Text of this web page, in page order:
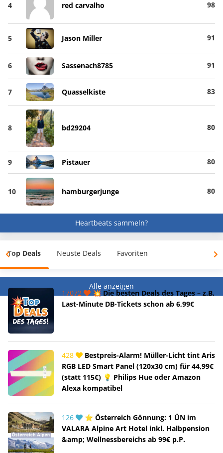
4 red carvalho 98
5 Jason Miller 91
6 Sassenach8785 91
7 Quasselkiste 83
8 bd29204 80
9 Pistauer 80
10 hamburgerjunge 80
Heartbeats sammeln?
Top Deals Neuste Deals Favoriten
Alle anzeigen
17072
💥 Die besten Deals des Tages – z.B.
Last-Minute DB-Tickets schon ab 6,99€
428
Bestpreis-Alarm! Müller-Licht tint Aris
RGB LED Smart Panel (120x30 cm) für 44,99€
(statt 115€) 💡 Philips Hue oder Amazon
Alexa kompatibel
126
⭐ Österreich Gönnung: 1 ÜN im
VALARA Alpine Art Hotel inkl. Halbpension
&amp; Wellnessbereichs ab 99€ p.P.